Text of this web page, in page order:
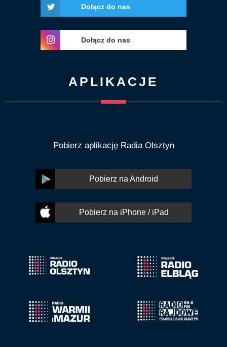
Dołącz do nas
Dołącz do nas
APLIKACJE
Pobierz aplikację Radia Olsztyn
Pobierz na Android
Pobierz na iPhone / iPad